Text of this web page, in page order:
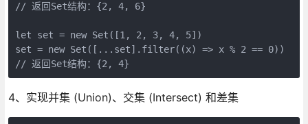
// 返回Set结构：{2, 4, 6}
let set = new Set([1, 2, 3, 4, 5])
set = new Set([...set].filter((x) => x % 2 == 0))
// 返回Set结构：{2, 4}
4、实现并集 (Union)、交集 (Intersect) 和差集